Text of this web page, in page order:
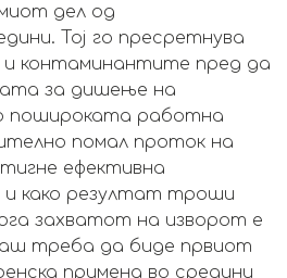
дел од
Тој го пресретнува
и контаминантите пред да
за дишење на
пошироката работна
помал проток на
ефективна
и како резултат троши
захватот на изворот е
треба да биде првиот
примена во средини